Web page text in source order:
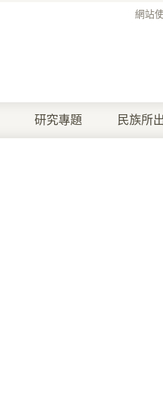
網站
研究專題 民族所